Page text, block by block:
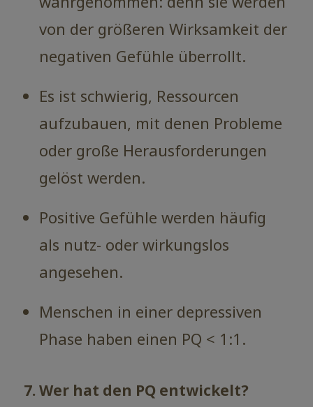
von der größeren Wirksamkeit der
negativen Gefühle überrollt.
Es ist schwierig, Ressourcen
aufzubauen, mit denen Probleme
oder große Herausforderungen
gelöst werden.
Positive Gefühle werden häufig
als nutz- oder wirkungslos
angesehen.
Menschen in einer depressiven
Phase haben einen PQ < 1:1.
7. Wer hat den PQ entwickelt?